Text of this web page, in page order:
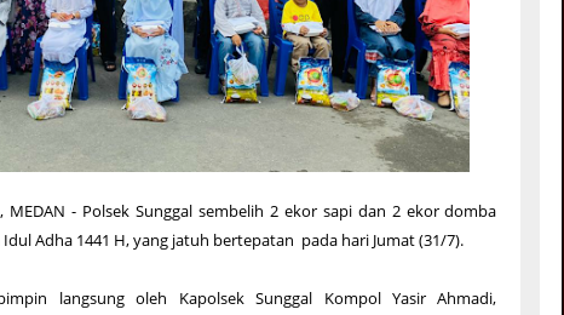
MEDAN - Polsek Sunggal sembelih 2 ekor sapi dan 2 ekor domba
Adha 1441 H, yang jatuh bertepatan pada hari Jumat (31/7).
langsung oleh Kapolsek Sunggal Kompol Yasir Ahmadi,